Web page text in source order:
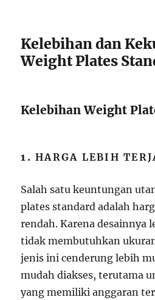
Kelebihan dan
Weight Plates
Kelebihan Weight
1.HARGA LEBIH
Salah satu keuntungan
plates standard adalah
rendah. Karena desainnya
tidak membutuhkan
jenis ini cenderung lebih
mudah diakses, terutama
yang memiliki anggaran